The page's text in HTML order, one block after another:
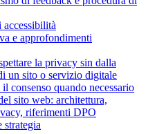
e approfondimenti
la privacy sin dalla
un sito o servizio digitale
consenso quando necessario
sito web: architettura,
riferimenti DPO
strategia